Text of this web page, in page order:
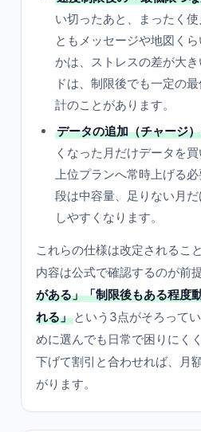
い切ったあと、まったく
ともメッセージや地図く
かは、ストレスの差が大
ドは、制限後でも一定の
計のことがあります。
データの追加（チャージ
くなった月だけデータを
上位プランへ常時上げる
段は中容量、足りない月
しやすくなります。
これらの仕様は改定されるこ
内容は公式で確認するのが前
がある」「制限後もある程度
れる」 という3点がそろって
めに選んでも日常で困りにく
下げて割引と合わせれば、月
がります。